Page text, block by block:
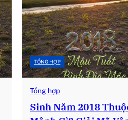
TỔNG HỢP
Tổng hợp
Sinh Năm 2018